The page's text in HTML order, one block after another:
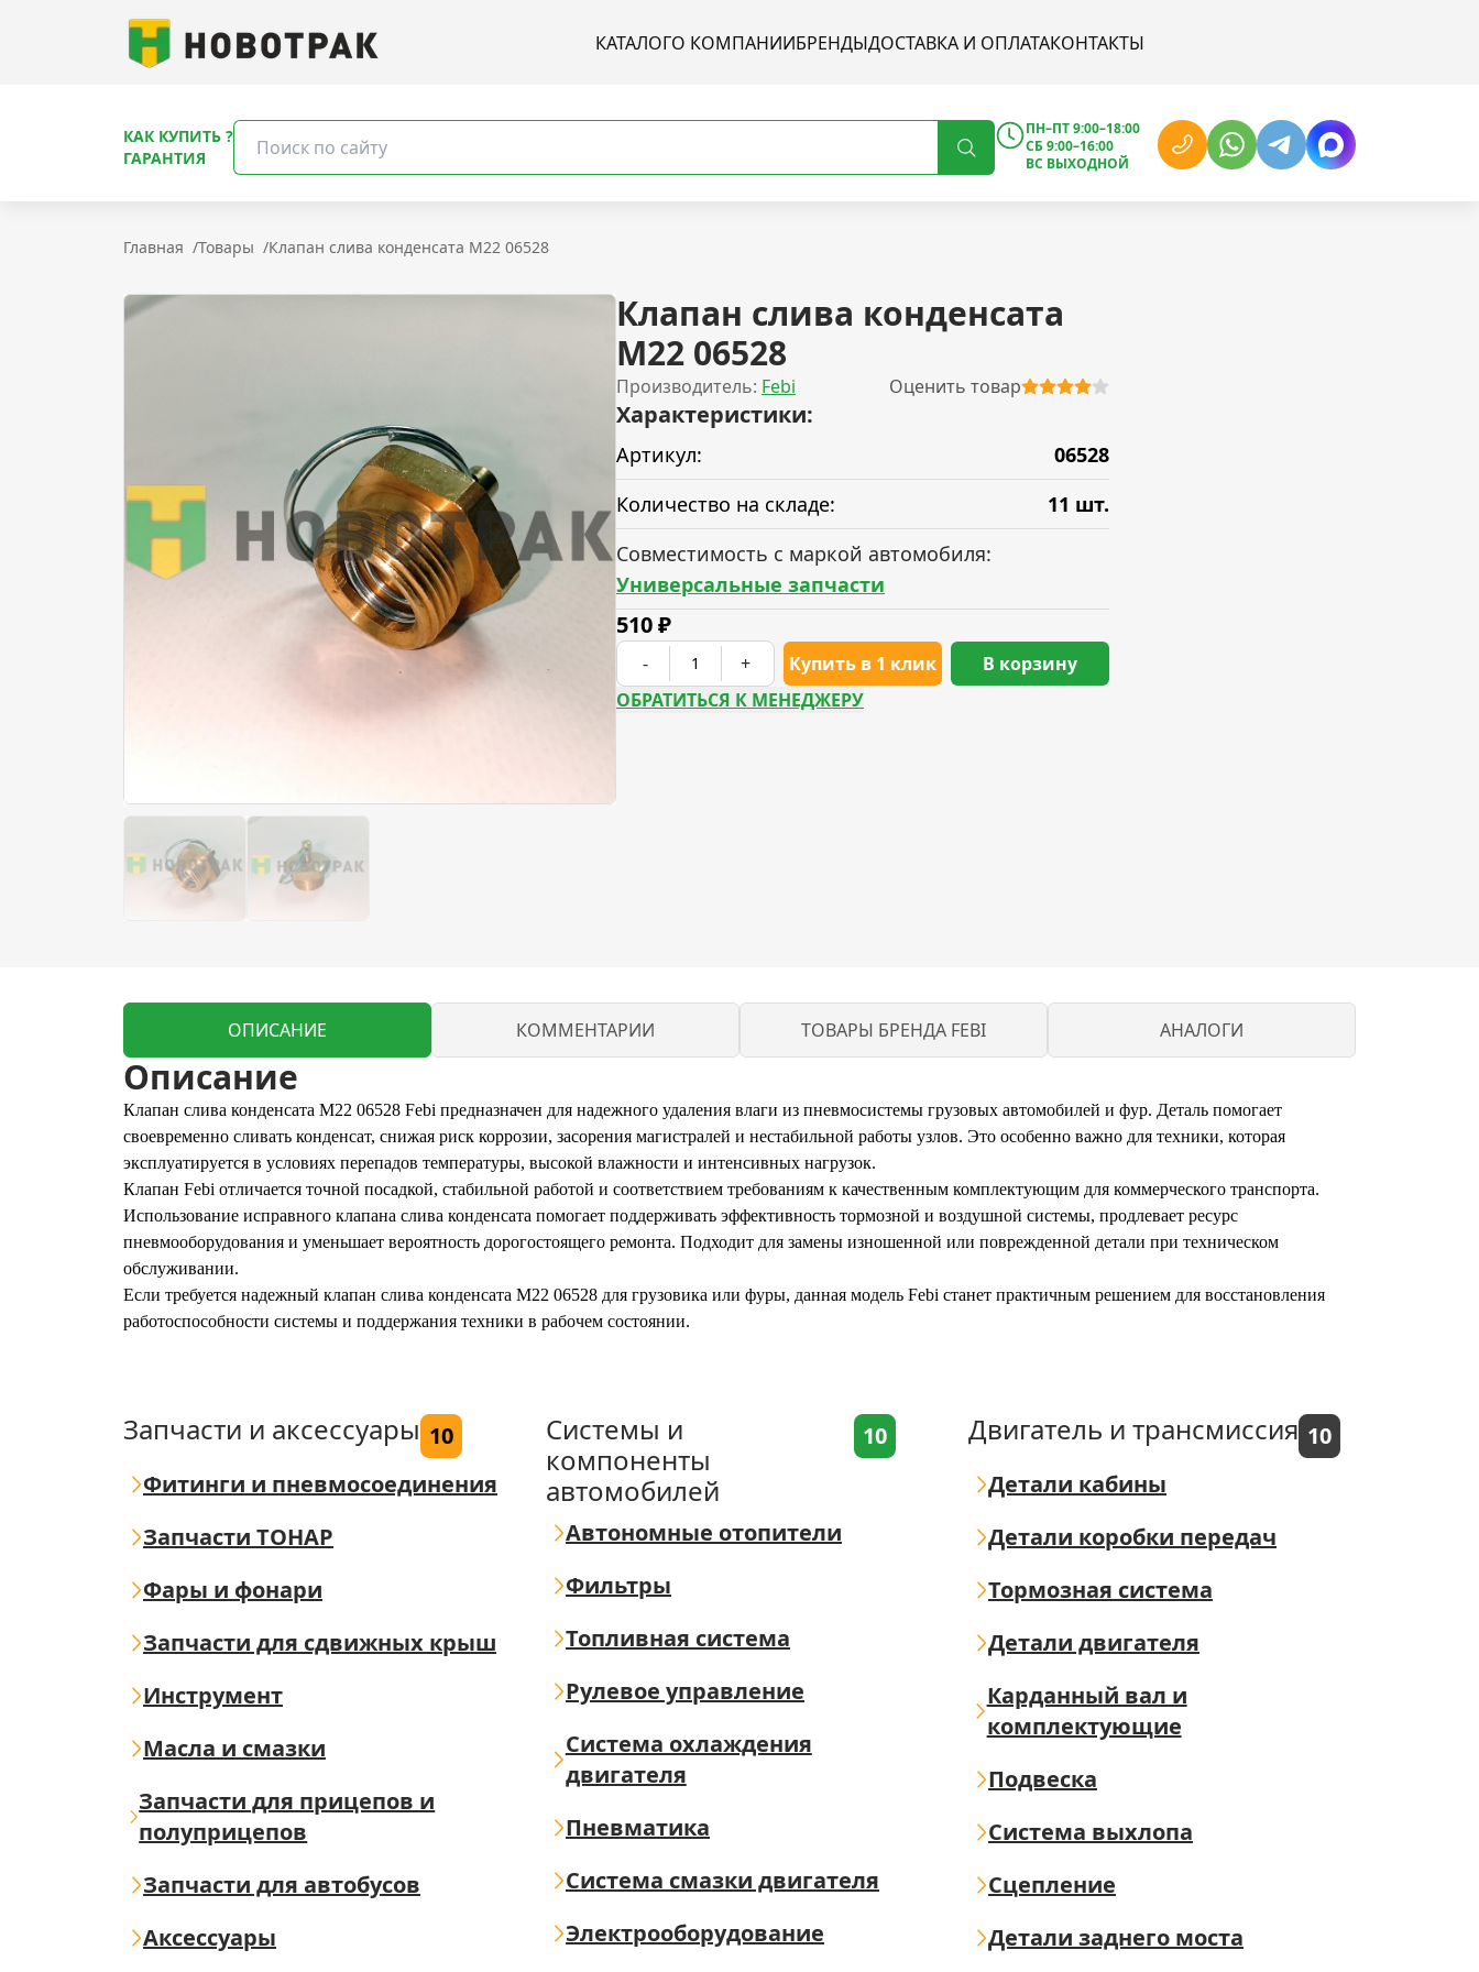
КАТАЛОГО КОМПАНИИБРЕНДЫДОСТАВКА И ОПЛАТАКОНТАКТЫ
КАК КУПИТЬ ?
ГАРАНТИЯ
ПН–ПТ 9:00–18:00
СБ 9:00–16:00
ВС ВЫХОДНОЙ
Главная /Товары /Клапан слива конденсата M22 06528
Клапан слива конденсата
M22 06528
Производитель: Febi Оценить товар
Характеристики:
Артикул:
06528
Количество на складе:
11 шт.
Совместимость с маркой автомобиля:
Универсальные запчасти
510₽
- + Купить в 1 клик
В корзину
ОБРАТИТЬСЯ К МЕНЕДЖЕРУ
ОПИСАНИЕ КОММЕНТАРИИ ТОВАРЫ БРЕНДА FEBI АНАЛОГИ
Описание
Клапан слива конденсата M22 06528 Febi предназначен для надежного удаления влаги из пневмосистемы грузовых автомобилей и фур. Деталь помогает
своевременно сливать конденсат, снижая риск коррозии, засорения магистралей и нестабильной работы узлов. Это особенно важно для техники, которая
эксплуатируется в условиях перепадов температуры, высокой влажности и интенсивных нагрузок.
Клапан Febi отличается точной посадкой, стабильной работой и соответствием требованиям к качественным комплектующим для коммерческого транспорта.
Использование исправного клапана слива конденсата помогает поддерживать эффективность тормозной и воздушной системы, продлевает ресурс
пневмооборудования и уменьшает вероятность дорогостоящего ремонта. Подходит для замены изношенной или поврежденной детали при техническом
обслуживании.
Если требуется надежный клапан слива конденсата M22 06528 для грузовика или фуры, данная модель Febi станет практичным решением для восстановления
работоспособности системы и поддержания техники в рабочем состоянии.
Запчасти и аксессуары 10
Фитинги и пневмосоединения
Запчасти ТОНАР
Фары и фонари
Запчасти для сдвижных крыш
Инструмент
Масла и смазки
Запчасти для прицепов и
полуприцепов
Запчасти для автобусов
Аксессуары
Системы и
компоненты
автомобилей
10
Автономные отопители
Фильтры
Топливная система
Рулевое управление
Система охлаждения
двигателя
Пневматика
Система смазки двигателя
Электрооборудование
Двигатель и трансмиссия 10
Детали кабины
Детали коробки передач
Тормозная система
Детали двигателя
Карданный вал и
комплектующие
Подвеска
Система выхлопа
Сцепление
Детали заднего моста